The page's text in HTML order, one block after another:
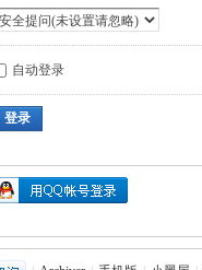
自动登录
登录